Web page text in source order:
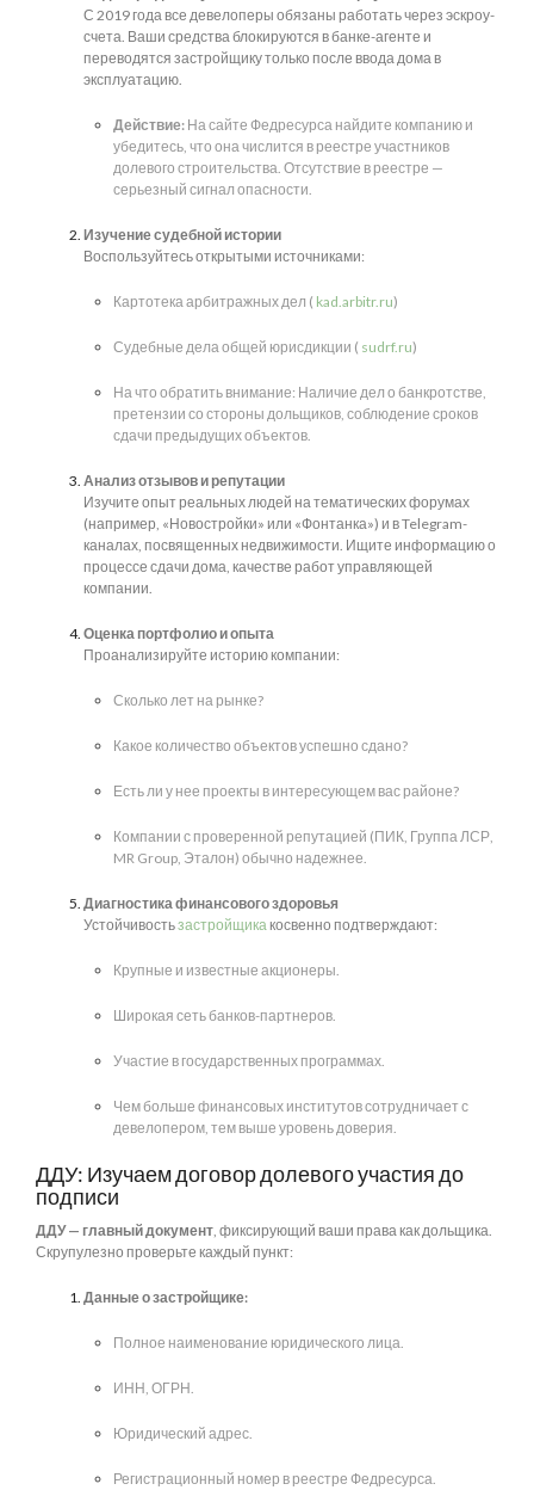
С 2019 года все девелоперы обязаны работать через эскроу-
счета. Ваши средства блокируются в банке-агенте и
переводятся застройщику только после ввода дома в
эксплуатацию.
Действие: На сайте Федресурса найдите компанию и
убедитесь, что она числится в реестре участников
долевого строительства. Отсутствие в реестре —
серьезный сигнал опасности.
Изучение судебной истории
Воспользуйтесь открытыми источниками:
Картотека арбитражных дел ( kad.arbitr.ru)
Судебные дела общей юрисдикции ( sudrf.ru)
На что обратить внимание: Наличие дел о банкротстве,
претензии со стороны дольщиков, соблюдение сроков
сдачи предыдущих объектов.
Анализ отзывов и репутации
Изучите опыт реальных людей на тематических форумах
(например, «Новостройки» или «Фонтанка») и в Telegram-
каналах, посвященных недвижимости. Ищите информацию о
процессе сдачи дома, качестве работ управляющей
компании.
Оценка портфолио и опыта
Проанализируйте историю компании:
Сколько лет на рынке?
Какое количество объектов успешно сдано?
Есть ли у нее проекты в интересующем вас районе?
Компании с проверенной репутацией (ПИК, Группа ЛСР,
MR Group, Эталон) обычно надежнее.
Диагностика финансового здоровья
Устойчивостьзастройщикакосвенно подтверждают:
Крупные и известные акционеры.
Широкая сеть банков-партнеров.
Участие в государственных программах.
Чем больше финансовых институтов сотрудничает с
девелопером, тем выше уровень доверия.
ДДУ: Изучаем договор долевого участия до
подписи
ДДУ — главный документ, фиксирующий ваши права как дольщика.
Скрупулезно проверьте каждый пункт:
Данные о застройщике:
Полное наименование юридического лица.
ИНН, ОГРН.
Юридический адрес.
Регистрационный номер в реестре Федресурса.